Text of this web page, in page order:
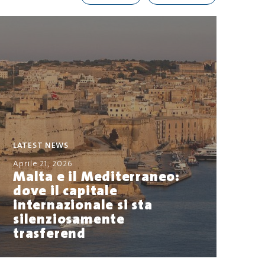
LATEST NEWS
Aprile 21, 2026
Malta e il Mediterraneo:
dove il capitale
internazionale si sta
silenziosamente
trasferend